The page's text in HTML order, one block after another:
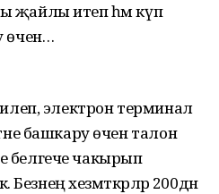
җайлы итеп һәм күп
өчен…
электрон терминал
башкару өчен талон
белгече чакырып
Безнең хезмәткәрләр 200дән